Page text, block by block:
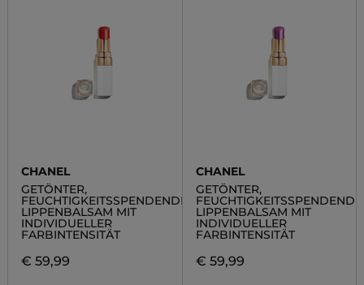
CHANEL
GETÖNTER,
FEUCHTIGKEITSSPENDENDER,
LIPPENBALSAM MIT
INDIVIDUELLER
FARBINTENSITÄT
€ 59,99
CHANEL
GETÖNTER,
LIPPENBALSAM MIT
INDIVIDUELLER
FARBINTENSITÄT
€ 59,99